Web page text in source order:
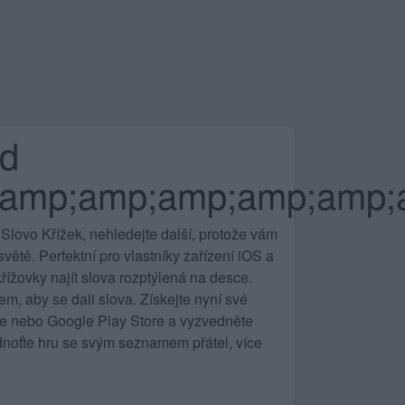
Křížek, nehledejte další, protože vám
Perfektní pro vlastníky zařízení iOS a
najít slova rozptýlená na desce.
aby se dali slova. Získejte nyní své
nebo Google Play Store a vyzvedněte
hru se svým seznamem přátel, více